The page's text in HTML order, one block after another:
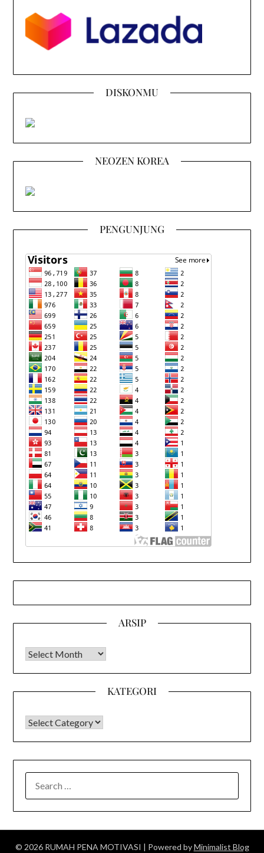
DISKONMU
NEOZEN KOREA
PENGUNJUNG
ARSIP
Arsip
KATEGORI
KATEGORI
FOR:
© 2026 RUMAH PENA MOTIVASI | Powered byMinimalist Blog